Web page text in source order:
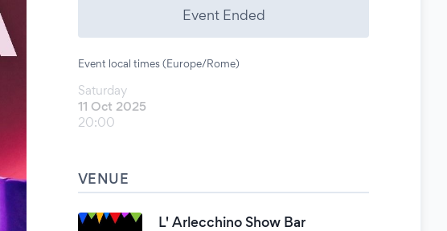
Event Ended
Event local times (Europe/Rome)
Saturday
11 Oct 2025
20:00
VENUE
L' Arlecchino Show Bar